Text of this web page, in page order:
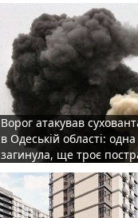
Ворог атакував
в Одеській області:
загинула, ще троє